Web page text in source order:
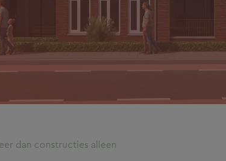
dan constructies alleen